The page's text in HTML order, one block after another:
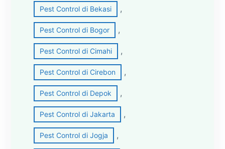
Pest Control di Bekasi ,
Pest Control di Bogor ,
Pest Control di Cimahi ,
Pest Control di Cirebon ,
Pest Control di Depok ,
Pest Control di Jakarta ,
Pest Control di Jogja ,